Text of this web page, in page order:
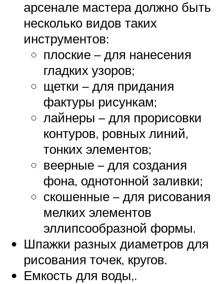
арсенале мастера должно быть
несколько видов таких
инструментов:
плоские – для нанесения
гладких узоров;
щетки – для придания
фактуры рисункам;
лайнеры – для прорисовки
контуров, ровных линий,
тонких элементов;
веерные – для создания
фона, однотонной заливки;
скошенные – для рисования
мелких элементов
эллипсообразной формы.
Шпажки разных диаметров для
рисования точек, кругов.
Емкость для воды,.